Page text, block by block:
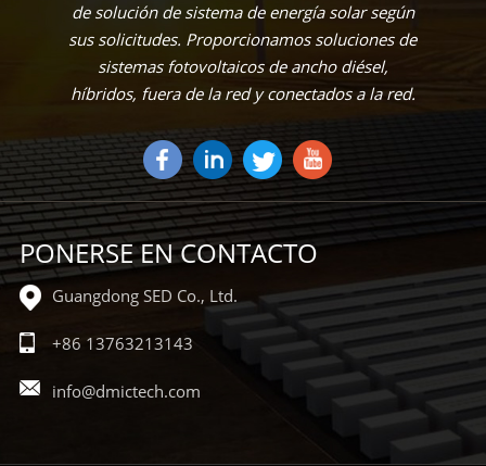
de solución de sistema de energía solar según
sus solicitudes. Proporcionamos soluciones de
sistemas fotovoltaicos de ancho diésel,
híbridos, fuera de la red y conectados a la red.
PONERSE EN CONTACTO
Guangdong SED Co., Ltd.
+86 13763213143
info@dmictech.com